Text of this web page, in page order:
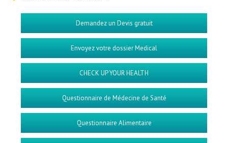
Demandez un Devis gratuit
Envoyez votre dossier Medical
CHECK UP YOUR HEALTH
Questionnaire de Médecine de Santé
Questionnaire Alimentaire